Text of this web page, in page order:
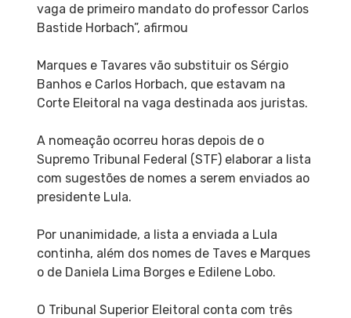
vaga de primeiro mandato do professor Carlos
Bastide Horbach”, afirmou
Marques e Tavares vão substituir os Sérgio
Banhos e Carlos Horbach, que estavam na
Corte Eleitoral na vaga destinada aos juristas.
A nomeação ocorreu horas depois de o
Supremo Tribunal Federal (STF) elaborar a lista
com sugestões de nomes a serem enviados ao
presidente Lula.
Por unanimidade, a lista a enviada a Lula
continha, além dos nomes de Taves e Marques
o de Daniela Lima Borges e Edilene Lobo.
O Tribunal Superior Eleitoral conta com três